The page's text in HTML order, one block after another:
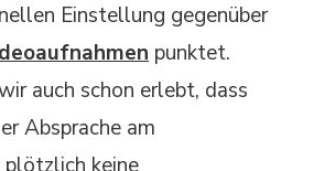
Einstellung gegenüber
punktet.
auch schon erlebt, dass
Absprache am